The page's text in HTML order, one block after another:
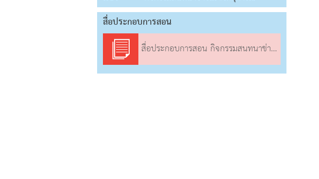
สื่อประกอบการสอน
สื่อประกอบการสอน กิจกรรมสนทนาข่าวและเหตุการณ์